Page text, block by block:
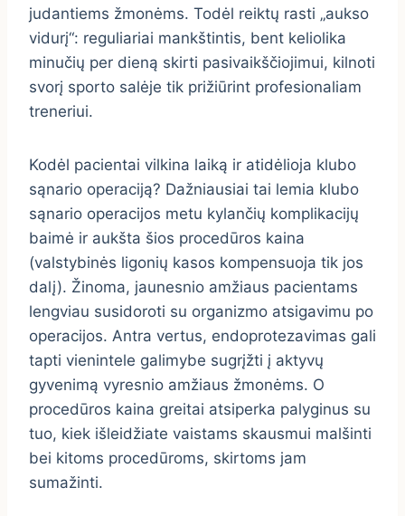
judantiems žmonėms. Todėl reiktų rasti „aukso
vidurį“: reguliariai mankštintis, bent keliolika
minučių per dieną skirti pasivaikščiojimui, kilnoti
svorį sporto salėje tik prižiūrint profesionaliam
treneriui.
Kodėl pacientai vilkina laiką ir atidėlioja klubo
sąnario operaciją? Dažniausiai tai lemia klubo
sąnario operacijos metu kylančių komplikacijų
baimė ir aukšta šios procedūros kaina
(valstybinės ligonių kasos kompensuoja tik jos
dalį). Žinoma, jaunesnio amžiaus pacientams
lengviau susidoroti su organizmo atsigavimu po
operacijos. Antra vertus, endoprotezavimas gali
tapti vienintele galimybe sugrįžti į aktyvų
gyvenimą vyresnio amžiaus žmonėms. O
procedūros kaina greitai atsiperka palyginus su
tuo, kiek išleidžiate vaistams skausmui malšinti
bei kitoms procedūroms, skirtoms jam
sumažinti.